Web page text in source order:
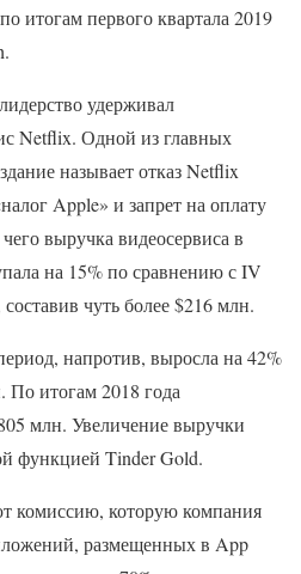
итогам первого квартала 2019
удерживал
Netflix. Одной из главных
называет отказ Netflix
Apple» и запрет на оплату
выручка видеосервиса в
на 15% по сравнению с IV
чуть более $216 млн.
напротив, выросла на 42%
итогам 2018 года
млн. Увеличение выручки
функцией Tinder Gold.
комиссию, которую компания
размещенных в App